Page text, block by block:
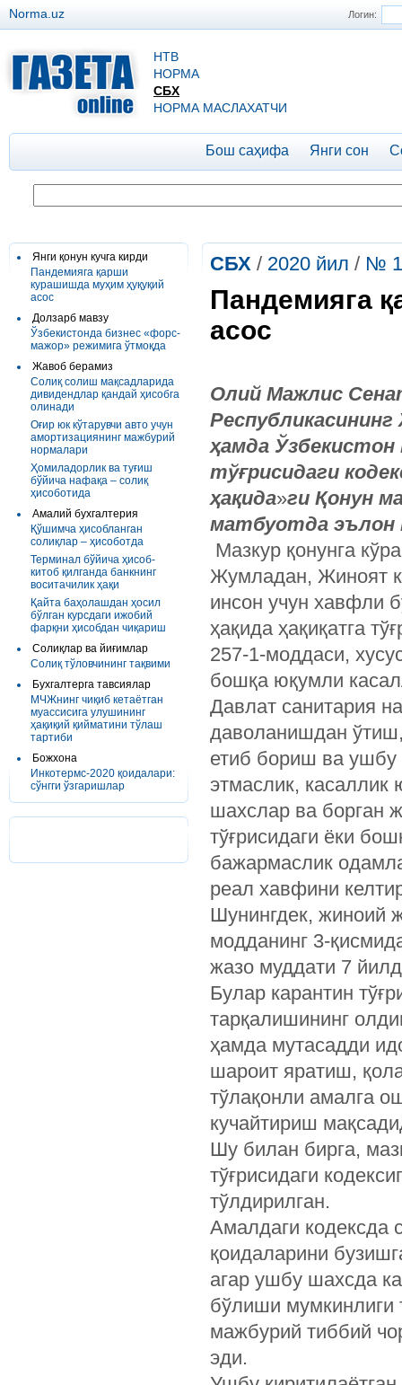
Логин:
Norma.uz
НТВ
НОРМА
СБХ
НОРМА МАСЛАХАТЧИ
Бош саҳифа Янги сон
Янги қонун кучга кирди
Пандемияга қарши
курашишда муҳим ҳуқуқий
асос
Долзарб мавзу
Ўзбекистонда бизнес «форс-
мажор» режимига ўтмоқда
Жавоб берамиз
Солиқ солиш мақсадларида
дивидендлар қандай ҳисобга
олинади
Оғир юк кўтарувчи авто учун
амортизациянинг мажбурий
нормалари
Ҳомиладорлик ва туғиш
бўйича нафақа – солиқ
ҳисоботида
Амалий бухгалтерия
Қўшимча ҳисобланган
солиқлар – ҳисоботда
Терминал бўйича ҳисоб-
китоб қилганда банкнинг
воситачилик ҳақи
Қайта баҳолашдан ҳосил
бўлган курсдаги ижобий
фарқни ҳисобдан чиқариш
Солиқлар ва йиғимлар
Солиқ тўловчининг тақвими
Бухгалтерга тавсиялар
МЧЖнинг чиқиб кетаётган
муассисига улушининг
ҳақиқий қийматини тўлаш
тартиби
Божхона
Инкотермс-2020 қоидалари:
сўнгги ўзгаришлар
СБХ / 2020 йил / №
Пандемияга
асос
Олий Мажлис
ҳамда Ўзбекистон
тўғрисидаги
ҳақида»ги Қонун
матбуотда эълон
Мазкур қонунга
Жумладан, Жиноят
инсон учун хавфли
ҳақида ҳақиқатга
257-1-моддаси,
бошқа юқумли
Давлат санитария
даволанишдан ўтиш,
етиб бориш ва ушбу
этмаслик, касаллик
шахслар ва борган
тўғрисидаги ёки
бажармаслик
реал хавфини
Шунингдек, жиноий
модданинг 3-
жазо муддати 7
Булар карантин
тарқалишининг
ҳамда мутасадди
шароит яратиш,
тўлақонли амалга
кучайтириш
Шу билан бирга,
тўғрисидаги
тўлдирилган.
Амалдаги кодексда
қоидаларини
агар ушбу шахсда
бўлиши мумкинлиги
мажбурий тиббий
эди.